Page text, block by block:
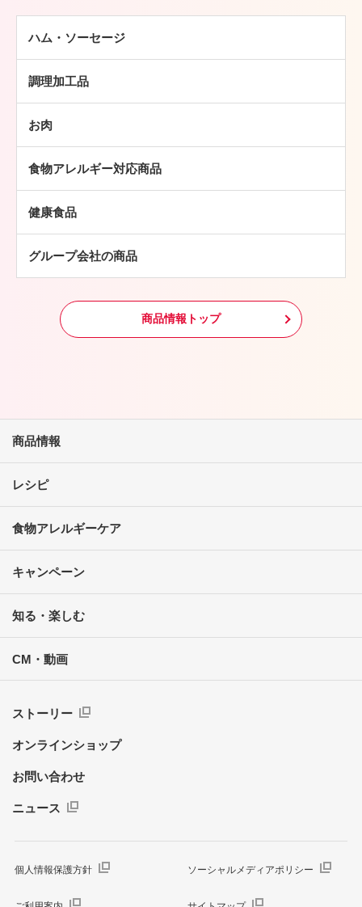
ハム・ソーセージ
ソーセージ
その他
調理加工品
チキン加工品
パン・ピザ
常温食品
冷凍食品
その他
お肉
鶏肉
食物アレルギー対応商品
健康食品
グループ会社の商品
商品情報トップ
商品情報
レシピ
食物アレルギーケア
キャンペーン
知る・楽しむ
CM・動画
ストーリー
オンラインショップ
お問い合わせ
ニュース
個人情報保護方針 ソーシャルメディアポリシー